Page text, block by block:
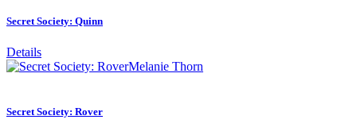
Secret Society: Quinn
Details
Melanie Thorn
Secret Society: Rover